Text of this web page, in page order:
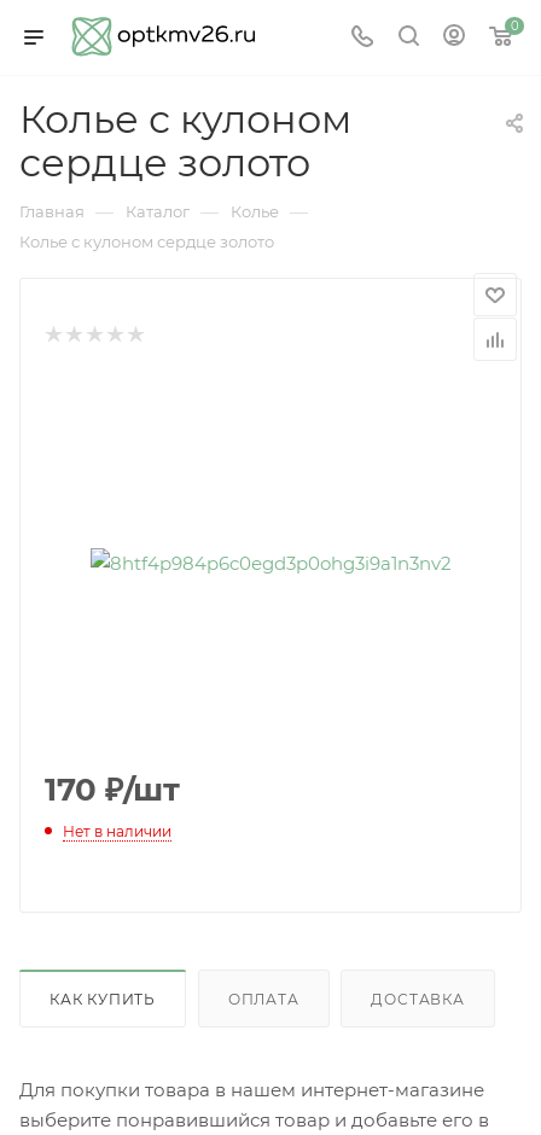
0
Колье с кулоном
сердце золото
Главная — Каталог — Колье —
Колье с кулоном сердце золото
170 ₽/шт
Нет в наличии
КАК КУПИТЬ ОПЛАТА ДОСТАВКА
Для покупки товара в нашем интернет-магазине
выберите понравившийся товар и добавьте его в